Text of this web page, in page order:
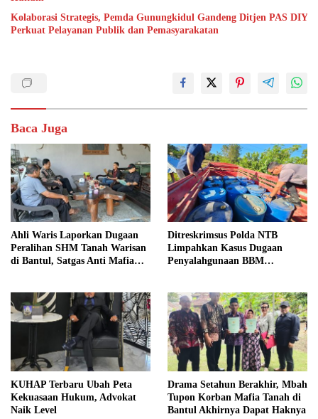
Kolaborasi Strategis, Pemda Gunungkidul Gandeng Ditjen PAS DIY
Perkuat Pelayanan Publik dan Pemasyarakatan
Baca Juga
Ahli Waris Laporkan Dugaan
Peralihan SHM Tanah Warisan
di Bantul, Satgas Anti Mafia
Ditreskrimsus Polda NTB
Limpahkan Kasus Dugaan
Penyalahgunaan BBM
KUHAP Terbaru Ubah Peta
Kekuasaan Hukum, Advokat
Naik Level
Drama Setahun Berakhir, Mbah
Tupon Korban Mafia Tanah di
Bantul Akhirnya Dapat Haknya